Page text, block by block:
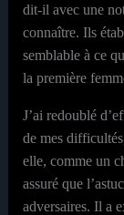
dit-il avec une
connaître. Ils
semblable à ce
la première
J’ai redoublé
de mes
elle, comme un
assuré que
adversaires. Il a